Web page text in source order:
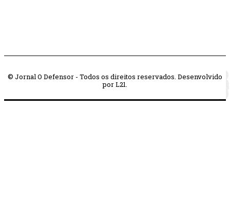
© Jornal O Defensor - Todos os direitos reservados. Desenvolvido
por L21.